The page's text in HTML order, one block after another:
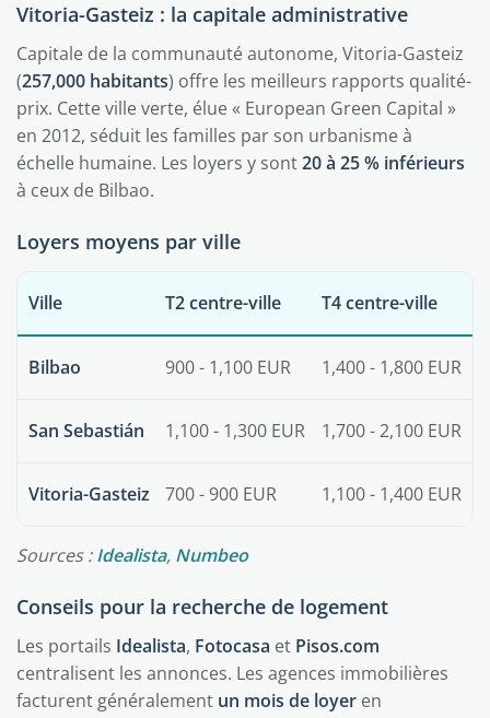
Vitoria-Gasteiz : la capitale administrative
Capitale de la communauté autonome, Vitoria-Gasteiz
(257,000 habitants) offre les meilleurs rapports qualité-
prix. Cette ville verte, élue « European Green Capital »
en 2012, séduit les familles par son urbanisme à
échelle humaine. Les loyers y sont20 à 25 % inférieurs
à ceux de Bilbao.
Loyers moyens par ville
Ville T2 centre-ville T4 centre-ville
Bilbao 900 - 1,100 EUR 1,400 - 1,800 EUR
San Sebastián 1,100 - 1,300 EUR 1,700 - 2,100 EUR
Vitoria-Gasteiz 700 - 900 EUR 1,100 - 1,400 EUR
Sources :Idealista, Numbeo
Conseils pour la recherche de logement
Les portails Idealista, Fotocasa et Pisos.com
centralisent les annonces. Les agences immobilières
facturent généralement un mois de loyer en